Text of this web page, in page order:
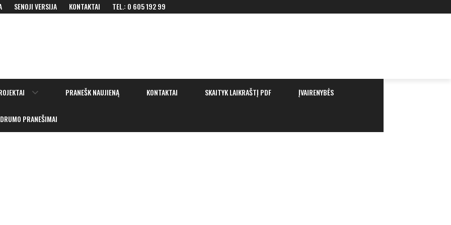
SENOJI VERSIJA KONTAKTAI TEL.: 0 605 192 99
Show
PRANEŠK NAUJIENĄ KONTAKTAI SKAITYK LAIKRAŠTĮ PDF ĮVAIRENYBĖS
PRANEŠIMAI